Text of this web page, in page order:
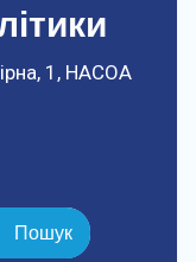
1, НАСОА